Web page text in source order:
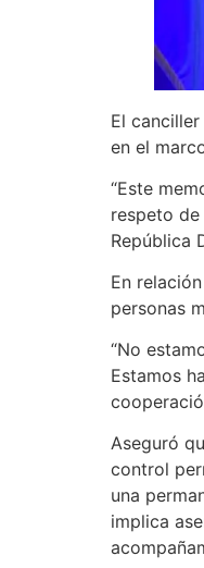
El
en el
“Este
respeto
República
En
personas
“No
Estamos
Aseguró
control
una
implica